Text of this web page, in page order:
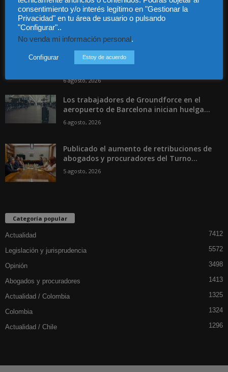
Incluso más noticias
responsabilidades penales por una
prevención deficiente...
6 agosto, 2026
Los trabajadores de Groundforce en el
aeropuerto de Barcelona inician huelga...
6 agosto, 2026
Publicado el aumento de retribuciones de
abogados y procuradores del Turno...
5 agosto, 2026
Categoría popular
Actualidad 7412
Legislación y jurisprudencia 5572
Opinión 3498
Abogados y procuradores 1413
Actualidad / Colombia 1325
Colombia 1324
Actualidad / Chile 1296
consentimiento y/o interés legítimo en "Gestionar la
Privacidad" en tu área de usuario o pulsando
"Configurar"..
No venda mi información personal.
Configurar Estoy de acuerdo